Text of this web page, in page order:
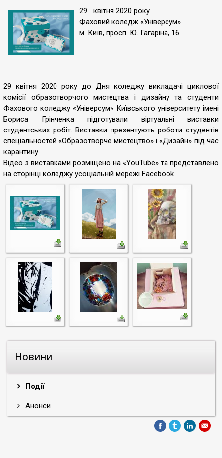
Новини
Події
Анонси
29 квітня 2020 року
Фаховий коледж «Універсум»
м. Київ, просп. Ю. Гагаріна, 16
29 квітня 2020 року до Дня коледжу викладачі циклової
комісії образотворчого мистецтва і дизайну та студенти
Фахового коледжу «Універсум» Київського університету імені
Бориса Грінченка підготували віртуальні виставки
студентських робіт. Виставки презентують роботи студентів
спеціальностей «Образотворче мистецтво» і «Дизайн» під час
карантину.
Відео з виставками розміщено на «YouTube» та представлено
на сторінці коледжу усоціальній мережі Facebook